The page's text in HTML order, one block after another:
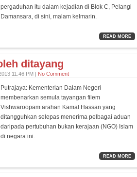
pergaduhan itu dalam kejadian di Blok C, Pelangi
Damansara, di sini, malam kelmarin.
READ MORE
ditayang
11:46 PM | No Comment
Putrajaya: Kementerian Dalam Negeri
membenarkan semula tayangan filem
Vishwaroopam arahan Kamal Hassan yang
ditangguhkan selepas menerima pelbagai aduan
daripada pertubuhan bukan kerajaan (NGO) Islam
di negara ini.
READ MORE